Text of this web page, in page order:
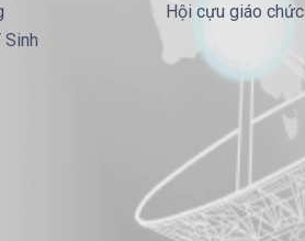
Sinh
Hội cựu giáo chức